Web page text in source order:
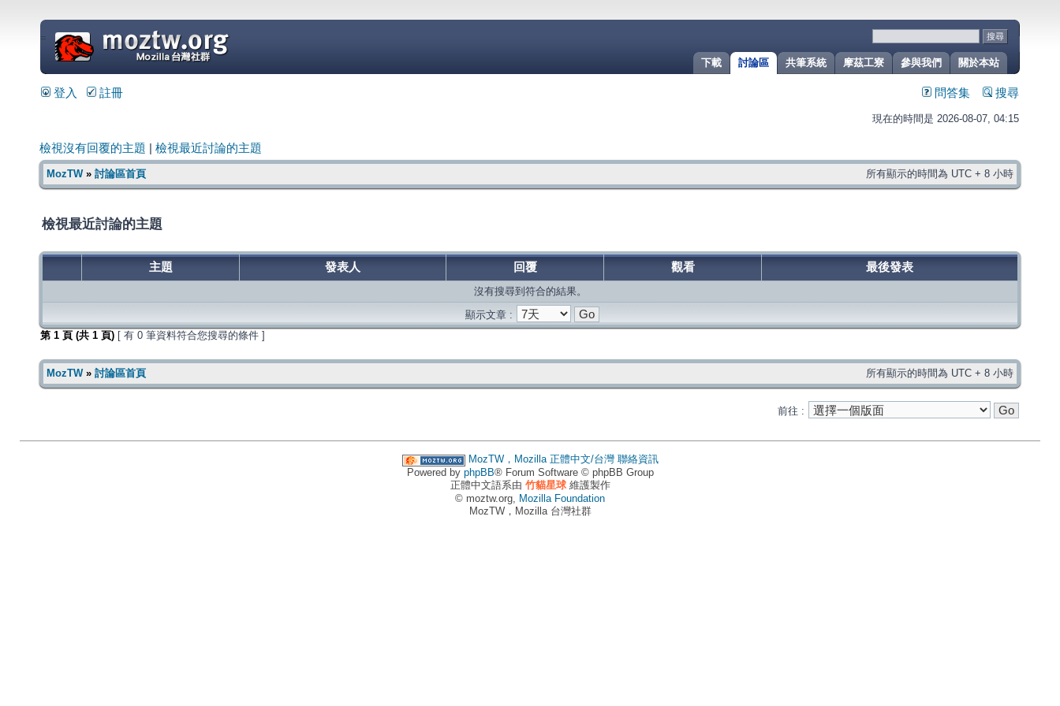
關於本站
參與我們
摩茲工寮
共筆系統
討論區
下載
=
登入 註冊 問答集 搜尋
現在的時間是 2026-08-07, 04:15
檢視沒有回覆的主題 檢視最近討論的主題
MozTW» 討論區首頁 所有顯示的時間為 UTC + 8 小時
檢視最近討論的主題
主題 發表人 回覆 觀看 最後發表
沒有搜尋到符合的結果。
顯示文章 :
第 1 頁 (共 1 頁) [ 有 0 筆資料符合您搜尋的條件 ]
MozTW» 討論區首頁 所有顯示的時間為 UTC + 8 小時
前往 :
MozTW，Mozilla 正體中文/台灣 聯絡資訊
Powered by phpBB® Forum Software © phpBB Group
正體中文語系由 竹貓星球維護製作
© moztw.org, Mozilla Foundation
MozTW，Mozilla 台灣社群